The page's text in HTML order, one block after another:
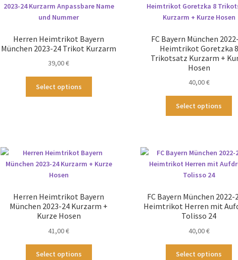
Die
auf
der
gewählt
der
Herren Heimtrikot Bayern
München 2023-24 Trikot Kurzarm
39,00€
Select options
Produktseite
FC Bayern München
Heimtrikot Goretzka 8
Trikotsatz Kurzarm +
Hosen
40,00€
Select options
Herren Heimtrikot Bayern
München 2023-24 Kurzarm +
Kurze Hosen
41,00€
Select options
FC Bayern München 2022-
Heimtrikot Herren mit
Tolisso 24
40,00€
Select options